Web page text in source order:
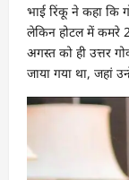
भाई रिंकू ने कहा कि
लेकिन होटल में कमरे
अगस्त को ही उत्तर
जाया गया था, जहां